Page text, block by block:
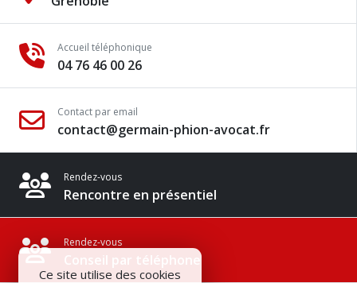
Accueil téléphonique
04 76 46 00 26
Contact par email
contact@germain-phion-avocat.fr
Rendez-vous
Rencontre en présentiel
Rendez-vous
Conseil par téléphone
Ce site utilise des cookies